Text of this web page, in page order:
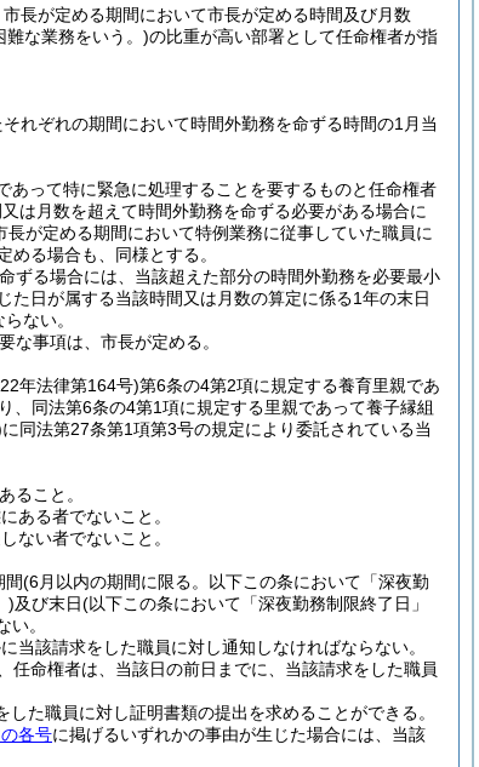
長が定める期間において市長が定める時間及び月数
難な業務をいう。)の比重が高い部署として任命権者が指
れぞれの期間において時間外勤務を命ずる時間の1月当
あって特に緊急に処理することを要するものと任命権者
は月数を超えて時間外勤務を命ずる必要がある場合に
長が定める期間において特例業務に従事していた職員に
る場合も、同様とする。
ずる場合には、当該超えた部分の時間外勤務を必要最小
日が属する当該時間又は月数の算定に係る1年の末日
ない。
な事項は、市長が定める。
年法律第164号)第6条の4第2項に規定する養育里親であ
同法第6条の4第1項に規定する里親であって養子縁組
に同法第27条第1項第3号の規定により委託されている当
ること。
ある者でないこと。
ない者でないこと。
間(6月以内の期間に限る。以下この条において「深夜勤
)及び末日(以下この条において「深夜勤務制限終了日」
。
該請求をした職員に対し通知しなければならない。
命権者は、当該日の前日までに、当該請求をした職員
た職員に対し証明書類の提出を求めることができる。
各号に掲げるいずれかの事由が生じた場合には、当該